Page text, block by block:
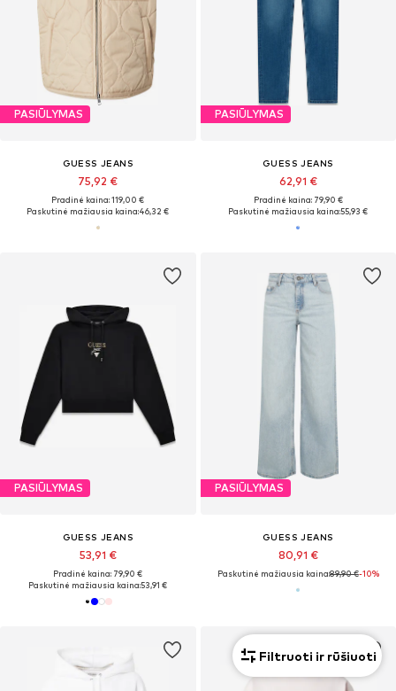
PASIŪLYMAS
GUESS JEANS
75,92 €
Pradinė kaina: 119,00 €
Paskutinė mažiausia kaina:46,32 €
PASIŪLYMAS
GUESS JEANS
62,91 €
Pradinė kaina: 79,90 €
Paskutinė mažiausia kaina:55,93 €
PASIŪLYMAS
GUESS JEANS
53,91 €
Pradinė kaina: 79,90 €
Paskutinė mažiausia kaina:53,91 €
PASIŪLYMAS
GUESS JEANS
80,91 €
Paskutinė mažiausia kaina:89,90 €-10%
Filtruoti ir rūšiuoti